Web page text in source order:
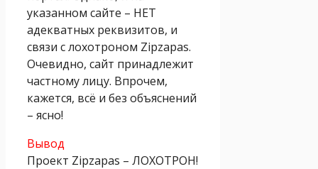
указанном сайте – НЕТ
адекватных реквизитов, и
связи с лохотроном Zipzapas.
Очевидно, сайт принадлежит
частному лицу. Впрочем,
кажется, всё и без объяснений
– ясно!
Вывод
Проект Zipzapas – ЛОХОТРОН!